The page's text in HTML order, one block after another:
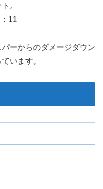
。
11
ーからのダメージダウン
います。